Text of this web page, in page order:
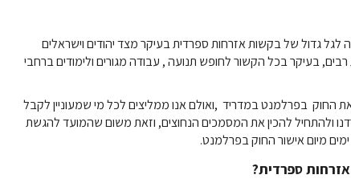
גדול של בקשות אזרחות ספרדית בעיקר מצד יהודים וישראלים
בעיקר בכל הקשור לחופש תנועה , עבודה מגורים ולימודים ברחבי
את החוק בפרלמנט במדריד ,ואולם אנו ממליצים לכל מי שמעוניין לקבל
ולהתחיל להכין את המסמכים הנחוצים, וזאת משום שהמועד להגשת
מיום אישור החוק בפרלמנט.
אזרחות ספרדית?